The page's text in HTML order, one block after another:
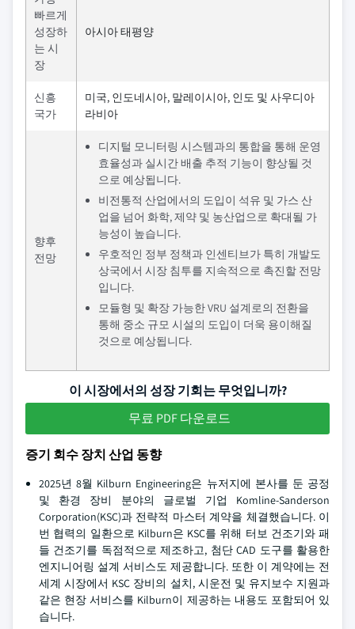
빠르게
성장하
는 시
장
아시아 태평양
신흥
국가
미국, 인도네시아, 말레이시아, 인도 및 사우디아
라비아
향후
전망
디지털 모니터링 시스템과의 통합을 통해 운영
효율성과 실시간 배출 추적 기능이 향상될 것
으로 예상됩니다.
비전통적 산업에서의 도입이 석유 및 가스 산
업을 넘어 화학, 제약 및 농산업으로 확대될 가
능성이 높습니다.
우호적인 정부 정책과 인센티브가 특히 개발도
상국에서 시장 침투를 지속적으로 촉진할 전망
입니다.
모듈형 및 확장 가능한 VRU 설계로의 전환을
통해 중소 규모 시설의 도입이 더욱 용이해질
것으로 예상됩니다.
이 시장에서의 성장 기회는 무엇입니까?
무료 PDF 다운로드
증기 회수 장치 산업 동향
2025년 8월 Kilburn Engineering은 뉴저지에 본사를 둔 공정
및 환경 장비 분야의 글로벌 기업 Komline-Sanderson
Corporation(KSC)과 전략적 마스터 계약을 체결했습니다. 이
번 협력의 일환으로 Kilburn은 KSC를 위해 터보 건조기와 패
들 건조기를 독점적으로 제조하고, 첨단 CAD 도구를 활용한
엔지니어링 설계 서비스도 제공합니다. 또한 이 계약에는 전
세계 시장에서 KSC 장비의 설치, 시운전 및 유지보수 지원과
같은 현장 서비스를 Kilburn이 제공하는 내용도 포함되어 있
습니다.